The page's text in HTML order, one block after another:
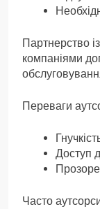
Партнерство
компаніями
Переваги
Доступ
Часто